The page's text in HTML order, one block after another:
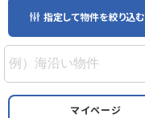
指定して物件を絞り込む
マイページ